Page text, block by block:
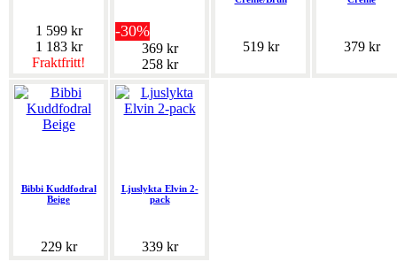
1 599 kr
1 183 kr
Fraktfritt!
-30%
369 kr
258 kr
519 kr 379 kr
Bibbi Kuddfodral
Beige
229 kr
Ljuslykta Elvin 2-
pack
339 kr